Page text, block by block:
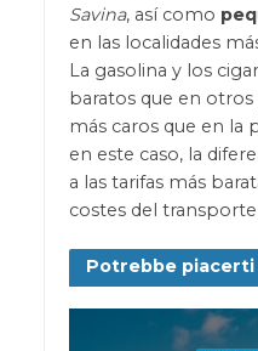
Savina, así como
en las localidades
La gasolina y los
baratos que en
más caros que en la
en este caso, la
a las tarifas más
costes del
Potrebbe piacerti